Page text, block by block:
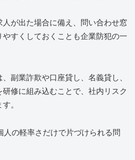
人が出た場合に備え、問い合わせ窓
すくしておくことも企業防犯の一
副業詐欺や口座貸し、名義貸し、
修に組み込むことで、社内リスク
。
人の軽率さだけで片づけられる問